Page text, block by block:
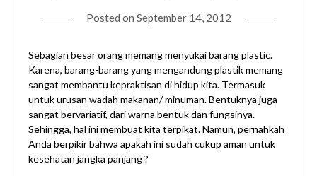
Posted on September 14, 2012
Sebagian besar orang memang menyukai barang plastic.
Karena, barang-barang yang mengandung plastik memang
sangat membantu kepraktisan di hidup kita. Termasuk
untuk urusan wadah makanan/ minuman. Bentuknya juga
sangat bervariatif, dari warna bentuk dan fungsinya.
Sehingga, hal ini membuat kita terpikat. Namun, pernahkah
Anda berpikir bahwa apakah ini sudah cukup aman untuk
kesehatan jangka panjang ?